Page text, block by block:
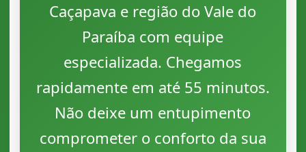
Caçapava e região do Vale do
Paraíba com equipe
especializada. Chegamos
rapidamente em até 55 minutos.
Não deixe um entupimento
comprometer o conforto da sua